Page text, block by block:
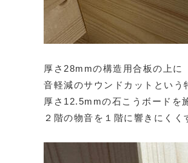
厚さ28mmの構造用合板の上に
音軽減のサウンドカットという
厚さ12.5mmの石こうボードを
２階の物音を１階に響きにくく